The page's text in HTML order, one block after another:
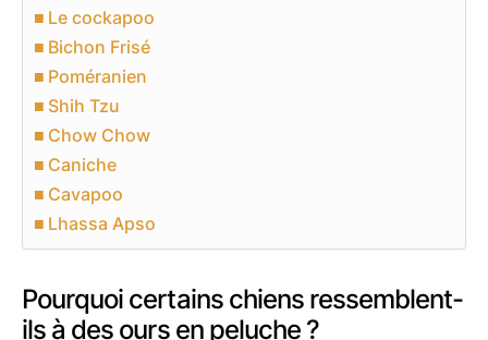
Le cockapoo
Bichon Frisé
Poméranien
Shih Tzu
Chow Chow
Caniche
Cavapoo
Lhassa Apso
Pourquoi certains chiens ressemblent-
ils à des ours en peluche ?